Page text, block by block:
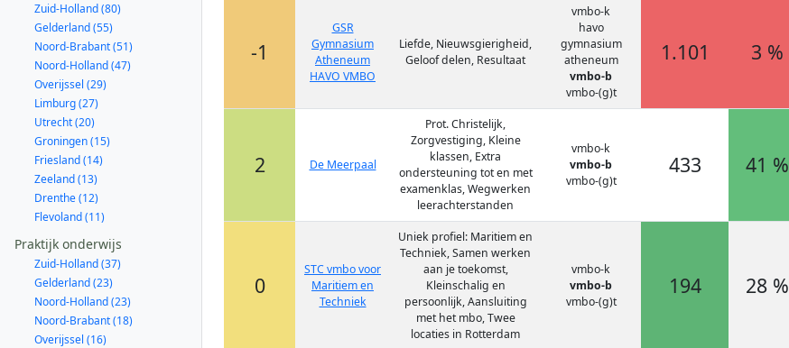
Zuid-Holland (80)
Gelderland (55)
Noord-Brabant (51)
Noord-Holland (47)
Overijssel (29)
Limburg (27)
Utrecht (20)
Groningen (15)
Friesland (14)
Zeeland (13)
Drenthe (12)
Flevoland (11)
Praktijk onderwijs
Zuid-Holland (37)
Gelderland (23)
Noord-Holland (23)
Noord-Brabant (18)
Overijssel (16)
-1
GSR
Gymnasium
Atheneum
HAVO VMBO
Liefde, Nieuwsgierigheid,
Geloof delen, Resultaat
vmbo-k
havo
gymnasium
atheneum
vmbo-b
vmbo-(g)t
1.101 3 %
2 De Meerpaal
Prot. Christelijk,
Zorgvestiging, Kleine
klassen, Extra
ondersteuning tot en met
examenklas, Wegwerken
leerachterstanden
vmbo-k
vmbo-b
vmbo-(g)t
433 41 %
0
STC vmbo voor
Maritiem en
Techniek
Uniek profiel: Maritiem en
Techniek, Samen werken
aan je toekomst,
Kleinschalig en
persoonlijk, Aansluiting
met het mbo, Twee
locaties in Rotterdam
vmbo-k
vmbo-b
vmbo-(g)t
194 28 %